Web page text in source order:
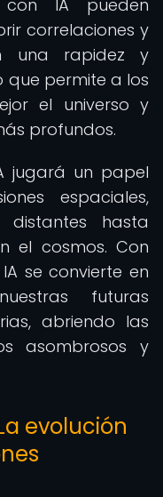
IA pueden
correlaciones y
una rapidez y
que permite a los
el universo y
profundos.
jugará un papel
espaciales,
distantes hasta
el cosmos. Con
se convierte en
futuras
abriendo las
asombrosos y
evolución